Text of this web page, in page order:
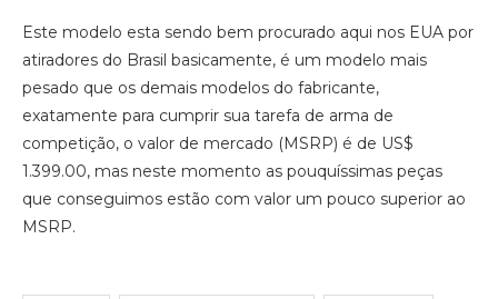
Este modelo esta sendo bem procurado aqui nos EUA por
atiradores do Brasil basicamente, é um modelo mais
pesado que os demais modelos do fabricante,
exatamente para cumprir sua tarefa de arma de
competição, o valor de mercado (MSRP) é de US$
1.399.00, mas neste momento as pouquíssimas peças
que conseguimos estão com valor um pouco superior ao
MSRP.